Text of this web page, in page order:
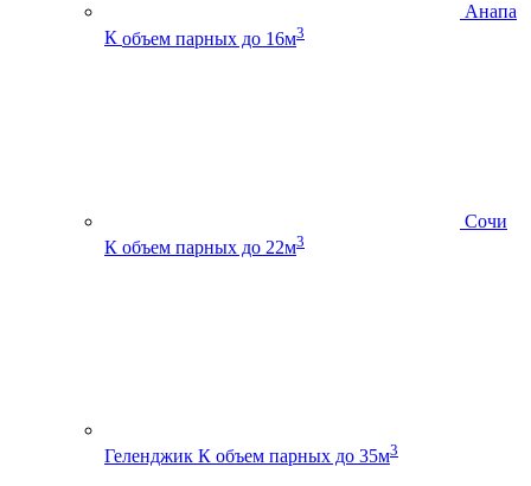
Анапа
К объем парных до 16м3
Сочи
К объем парных до 22м3
Геленджик К объем парных до 35м3